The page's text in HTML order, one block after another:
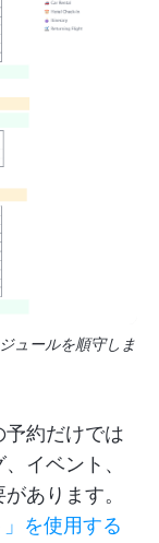
ュールを順守しま
約だけでは
イベント、
あります。
を使用する